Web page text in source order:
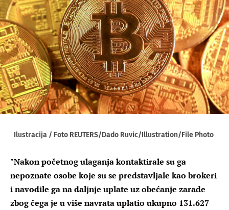
Ilustracija / Foto REUTERS/Dado Ruvic/Illustration/File Photo
"Nakon početnog ulaganja kontaktirale su ga
nepoznate osobe koje su se predstavljale kao brokeri
i navodile ga na daljnje uplate uz obećanje zarade
zbog čega je u više navrata uplatio ukupno 131.627